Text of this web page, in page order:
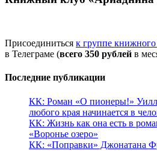
Присоединиться к группе
в Телеграме (всего 350 рублей в
Последние публикации
КК: Роман «О пионеры!»
любого края начинается в
КК: Жизнь как она есть в
«Воронье озеро»
КК: «Поправки» Джонатана